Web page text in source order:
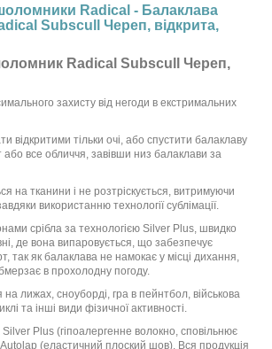
Radical - Балаклава
Subscull Череп, відкрита,
Radical Subscull Череп,
захисту від негоди в екстримальних
відкритими тільки очі, або спустити балаклаву
або все обличчя, завівши низ балаклави за
на тканини і не розтріскується, витримуючи
використанню технології сублімації.
срібла за технологією Silver Plus, швидко
де вона випаровується, що забезпечує
так як балаклава не намокає у місці дихання,
в прохолодну погоду.
лижах, сноуборді, гра в пейнтбол, військова
та інші види фізичної активності.
Silver Plus (гіпоалергенне волокно, сповільнює
Autolap (еластичний плоский шов). Вся продукція